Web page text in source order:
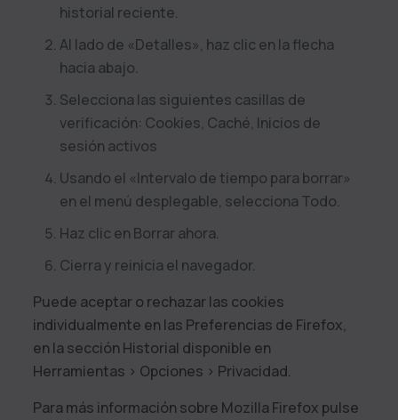
historial reciente.
Al lado de «Detalles», haz clic en la flecha
hacia abajo.
Selecciona las siguientes casillas de
verificación: Cookies, Caché, Inicios de
sesión activos
Usando el «Intervalo de tiempo para borrar»
en el menú desplegable, selecciona Todo.
Haz clic en Borrar ahora.
Cierra y reinicia el navegador.
Puede aceptar o rechazar las cookies
individualmente en las Preferencias de Firefox,
en la sección Historial disponible en
Herramientas > Opciones > Privacidad.
Para más información sobre Mozilla Firefox pulse